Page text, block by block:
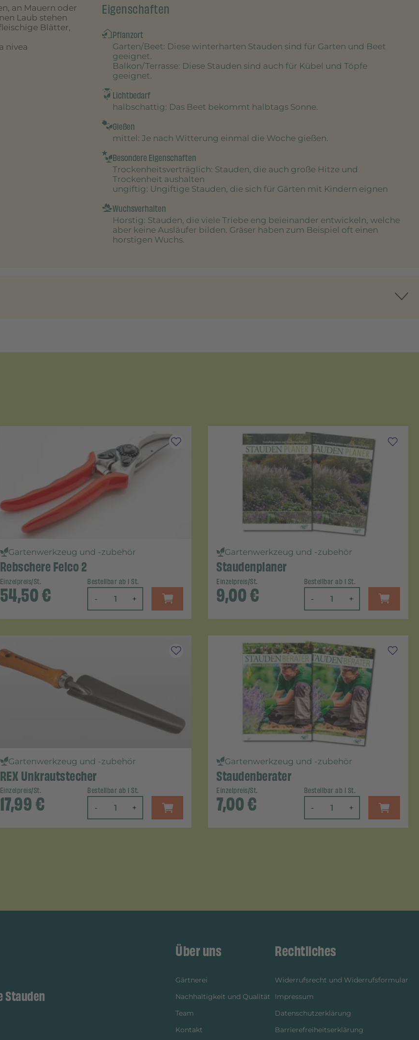
an Mauern oder
Laub stehen
Blätter,
nivea
Eigenschaften
Pflanzort
Garten/Beet: Diese winterharten Stauden sind für Garten und Beet
geeignet.
Balkon/Terrasse: Diese Stauden sind auch für Kübel und Töpfe
geeignet.
Lichtbedarf
halbschattig: Das Beet bekommt halbtags Sonne.
Gießen
mittel : Je nach Witterung einmal die Woche gießen.
Besondere Eigenschaften
Trockenheitsverträglich: Stauden, die auch große Hitze und
Trockenheit aushalten
ungiftig: Ungiftige Stauden, die sich für Gärten mit Kindern eignen
Wuchsverhalten
Horstig: Stauden, die viele Triebe eng beieinander entwickeln, welche
aber keine Ausläufer bilden. Gräser haben zum Beispiel oft einen
horstigen Wuchs.
Gartenwerkzeug und -zubehör
Rebschere Felco 2
Einzelpreis/St.
54,50€
Bestellbar ab 1 St.
- +
Gartenwerkzeug und -zubehör
Staudenplaner
Einzelpreis/St.
9,00€
Bestellbar ab 1 St.
- +
Gartenwerkzeug und -zubehör
REX Unkrautstecher
Einzelpreis/St.
17,99€
Bestellbar ab 1 St.
- +
Gartenwerkzeug und -zubehör
Staudenberater
Einzelpreis/St.
7,00€
Bestellbar ab 1 St.
- +
Stauden
Über uns
Gärtnerei
Nachhaltigkeit und Qualität
Team
Kontakt
Rechtliches
Widerrufsrecht und Widerrufsformular
Impressum
Datenschutzerklärung
Barrierefreiheitserklärung